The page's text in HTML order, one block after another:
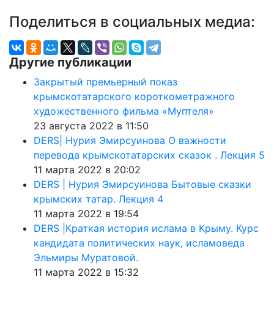
Поделиться в социальных медиа:
Другие публикации
Закрытый премьерный показ
крымскотатарского короткометражного
художественного фильма «Муптеля»
23 августа 2022 в 11:50
DERS| Нурия Эмирсуинова О важности
перевода крымскотатарских сказок . Лекция 5
11 марта 2022 в 20:02
DERS | Нурия Эмирсуинова Бытовые сказки
крымских татар. Лекция 4
11 марта 2022 в 19:54
DERS |Краткая история ислама в Крыму. Курс
кандидата политических наук, исламоведа
Эльмиры Муратовой.
11 марта 2022 в 15:32